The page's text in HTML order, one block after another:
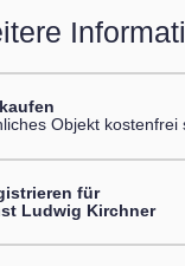
Objekt kostenfrei
für
Ludwig Kirchner